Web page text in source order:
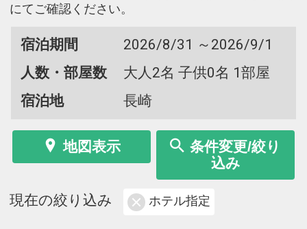
にてご確認ください。
宿泊期間
2026/8/31 ～2026/9/1
人数・部屋数
大人2名 子供0名 1部屋
宿泊地
長崎
地図表示
条件変更/絞り
込み
現在の絞り込み ホテル指定